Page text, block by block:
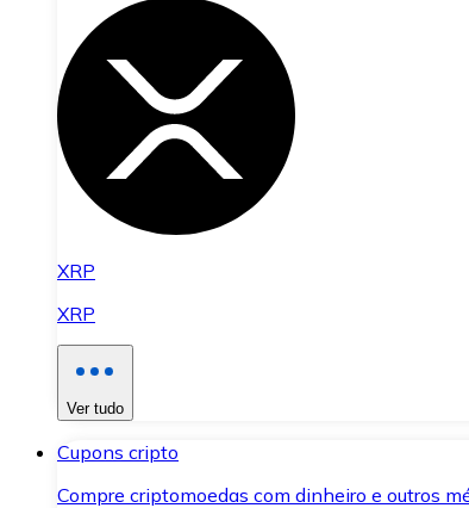
XRP
XRP
Ver tudo
Cupons cripto
Compre criptomoedas com dinheiro e outros